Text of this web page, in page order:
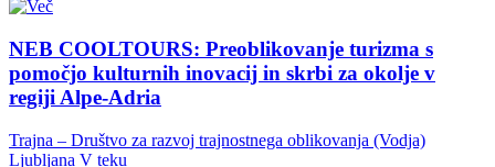
NEB COOLTOURS: Preoblikovanje turizma s
pomočjo kulturnih inovacij in skrbi za okolje v
regiji Alpe-Adria
Trajna – Društvo za razvoj trajnostnega oblikovanja (Vodja)
Ljubljana V teku